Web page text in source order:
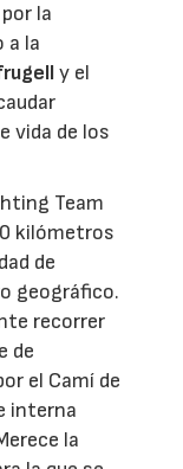
la
a la
y el
vida de los
Team
kilómetros
de
geográfico.
recorrer
de
el Camí de
interna
la